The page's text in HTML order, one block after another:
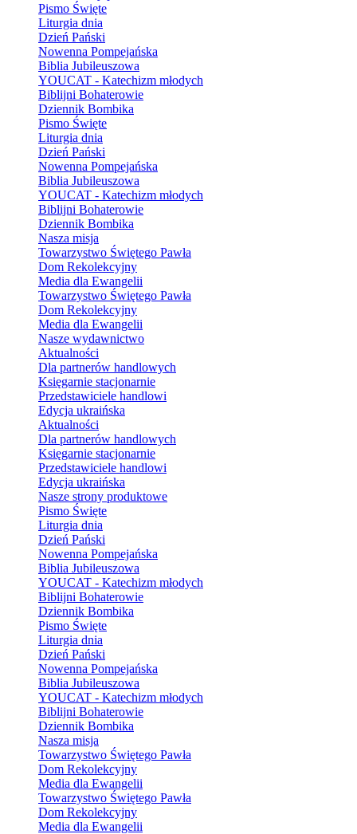
Pismo Święte
Liturgia dnia
Dzień Pański
Nowenna Pompejańska
Biblia Jubileuszowa
YOUCAT - Katechizm młodych
Biblijni Bohaterowie
Dziennik Bombika
Pismo Święte
Liturgia dnia
Dzień Pański
Nowenna Pompejańska
Biblia Jubileuszowa
YOUCAT - Katechizm młodych
Biblijni Bohaterowie
Dziennik Bombika
Nasza misja
Towarzystwo Świętego Pawła
Dom Rekolekcyjny
Media dla Ewangelii
Towarzystwo Świętego Pawła
Dom Rekolekcyjny
Media dla Ewangelii
Nasze wydawnictwo
Aktualności
Dla partnerów handlowych
Księgarnie stacjonarnie
Przedstawiciele handlowi
Edycja ukraińska
Aktualności
Dla partnerów handlowych
Księgarnie stacjonarnie
Przedstawiciele handlowi
Edycja ukraińska
Nasze strony produktowe
Pismo Święte
Liturgia dnia
Dzień Pański
Nowenna Pompejańska
Biblia Jubileuszowa
YOUCAT - Katechizm młodych
Biblijni Bohaterowie
Dziennik Bombika
Pismo Święte
Liturgia dnia
Dzień Pański
Nowenna Pompejańska
Biblia Jubileuszowa
YOUCAT - Katechizm młodych
Biblijni Bohaterowie
Dziennik Bombika
Nasza misja
Towarzystwo Świętego Pawła
Dom Rekolekcyjny
Media dla Ewangelii
Towarzystwo Świętego Pawła
Dom Rekolekcyjny
Media dla Ewangelii